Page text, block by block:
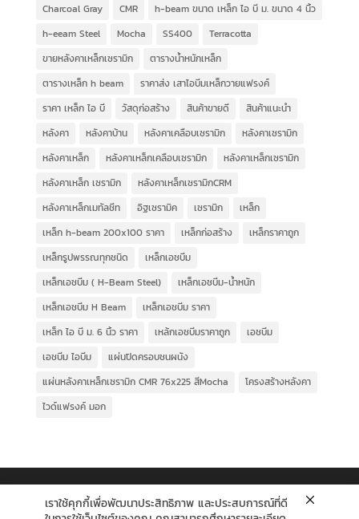
Charcoal Gray CMR
h-beam ขนาด เหล็ก ไอ บี ม. ขนาด 4 นิ้ว
h-eeam Steel
Mocha SS400
Terracotta
ขายหลังคาเหล็กเซรามิก
ตารางน้ำหนักเหล็ก
ตารางเหล็ก h beam
ราคาส่ง เสาไอบีมเหล็กวายแฟรงค์
ราคา เหล็ก ไอ บี
วัสดุก่อสร้าง สินค้าขายดี
สินค้าแนะนำ
หลังคา
หลังคาบ้าน หลังคาเคลือบเซรามิก
หลังคาเซรามิก
หลังคาเหล็ก
หลังคาเหล็กเคลือบเซรามิก
หลังคาเหล็กเซรามิก
หลังคาเหล็ก เซรามิก
หลังคาเหล็กเซรามิกCRM
หลังคาเหล็กเมทัลชีท
อิฐเซรามิค เซรามิก
เหล็ก
เหล็ก h-beam 200x100 ราคา
เหล็กก่อสร้าง
เหล็กราคาถูก
เหล็กรูปพรรณทุกชนิด
เหล็กเอชบีม
เหล็กเอชบีม ( H-Beam Steel)
เหล็กเอชบีม-น้ำหนัก
เหล็กเอชบีม H Beam
เหล็กเอชบีม ราคา
เหล็ก ไอ บี ม. 6 นิ้ว ราคา
เหล้กเอชบีมราคาถูก
เอชบีม
เอชบีม ไอบีม
แผ่นปิดครอบชนผนัง
แผ่นหลังคาเหล็กเซรามิก CMR 76x225 สีMocha
โครงสร้างหลังคา
ไวด์แฟรงค์ มอก
เราใช้คุกกี้เพื่อพัฒนาประสิทธิภาพ และประสบการณ์ที่ดี